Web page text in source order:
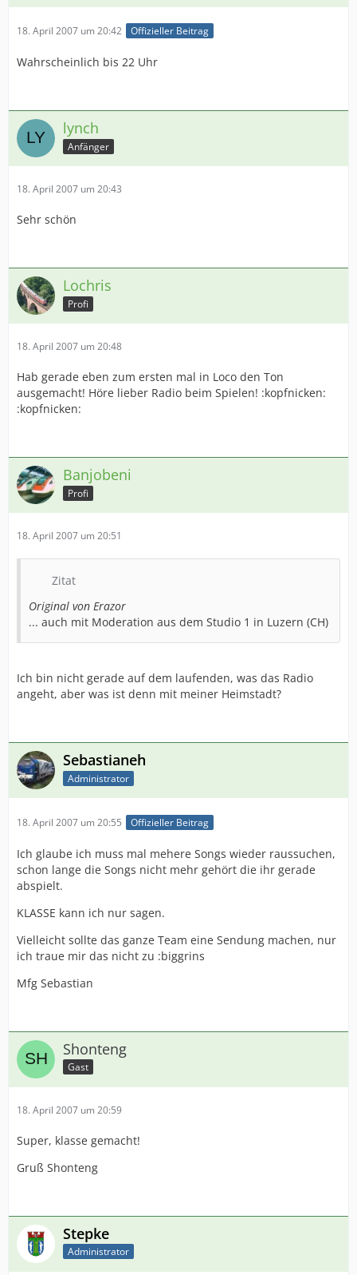
18. April 2007 um 20:42 Offizieller Beitrag
Wahrscheinlich bis 22 Uhr
lynch
Anfänger
18. April 2007 um 20:43
Sehr schön
Lochris
Profi
18. April 2007 um 20:48
Hab gerade eben zum ersten mal in Loco den Ton
ausgemacht! Höre lieber Radio beim Spielen! :kopfnicken:
:kopfnicken:
Banjobeni
Profi
18. April 2007 um 20:51
Zitat
Original von Erazor
... auch mit Moderation aus dem Studio 1 in Luzern (CH)
Ich bin nicht gerade auf dem laufenden, was das Radio
angeht, aber was ist denn mit meiner Heimstadt?
Sebastianeh
Administrator
18. April 2007 um 20:55 Offizieller Beitrag
Ich glaube ich muss mal mehere Songs wieder raussuchen,
schon lange die Songs nicht mehr gehört die ihr gerade
abspielt.
KLASSE kann ich nur sagen.
Vielleicht sollte das ganze Team eine Sendung machen, nur
ich traue mir das nicht zu :biggrins
Mfg Sebastian
Shonteng
Gast
18. April 2007 um 20:59
Super, klasse gemacht!
Gruß Shonteng
Stepke
Administrator